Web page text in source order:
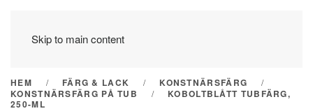
Skip to main content
HEM FÄRG & LACK
KONSTNÄRSFÄRG
KONSTNÄRSFÄRG PÅ TUB
KOBOLTBLÅTT TUBFÄRG,
250-ML